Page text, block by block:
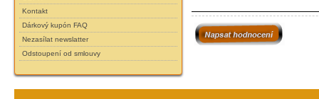
Kontakt
Dárkový kupón FAQ
Nezasílat newslatter
Odstoupení od smlouvy